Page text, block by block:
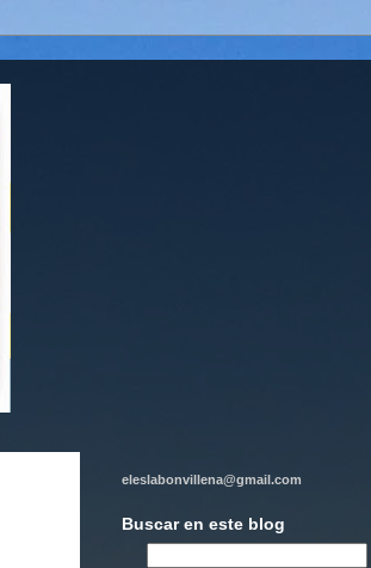
eleslabonvillena@gmail.com
Buscar en este blog